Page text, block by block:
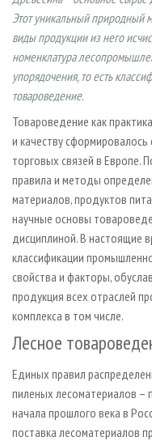
СУШКА ДРЕВЕСИНЫ
ПРОИЗВОДСТВО
ДЕРЕВЯННОЕ
ПРОИЗВОДСТВО
БИОЭНЕРГЕТИКА
ЦБП
ИНСТРУМЕНТ И
ПЕРСОНЫ
МОБИЛЬНЫЕ
ОФИЦИАЛЬНЫЕ
ПРИОРИТЕТНЫЕ
RUSSIAN FORESTRY
ГАЗЕТА
БИБЛИОТЕКА
КОНТАКТЫ
РЕКЛАМА
РЕКЛАМА НА САЙТЕ
Этот уникальный природный
виды продукции из него
номенклатура
упорядочения, то есть
товароведение.
Товароведение как
и качеству
торговых связей в Европе.
правила и методы
материалов, продуктов
научные основы
дисциплиной. В настоящие
классификации
свойства и факторы,
продукция всех отраслей
комплекса в том числе.
Лесное
Единых правил
пиленых лесоматериалов –
начала прошлого века в
поставка лесоматериалов